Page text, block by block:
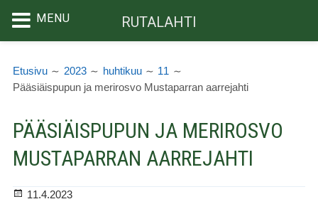
sisältöön
Etusivu 2023 huhtikuu
11
Pääsiäispupun ja merirosvo Mustaparran aarrejahti
PÄÄSIÄISPUPUN JA MERIROSVO
MUSTAPARRAN AARREJAHTI
Julkaistu
11.4.2023
MENU RUTALAHTI